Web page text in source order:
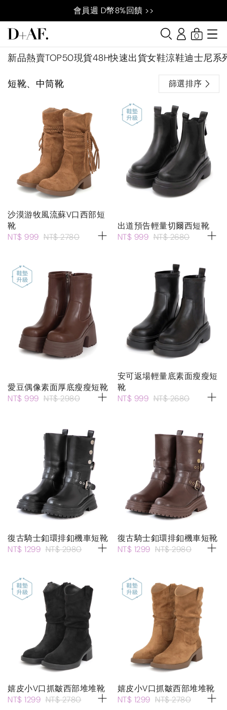
會員週 D幣8%回饋 >>
新品熱賣TOP50現貨48H快速出貨女鞋涼鞋迪士尼系
0
短靴、中筒靴 篩選排序
沙漠游牧風流蘇V口西部短
靴
NT$ 999 NT$ 2780
出道預告輕量切爾西短靴
NT$ 999 NT$ 2680
愛豆偶像素面厚底瘦瘦短靴
NT$ 999 NT$ 2980
安可返場輕量底素面瘦瘦短
靴
NT$ 999 NT$ 2680
復古騎士釦環排釦機車短靴
NT$ 1299 NT$ 2980
復古騎士釦環排釦機車短靴
NT$ 1299 NT$ 2980
嬉皮小V口抓皺西部堆堆靴
NT$ 1299 NT$ 2780
嬉皮小V口抓皺西部堆堆靴
NT$ 1299 NT$ 2780